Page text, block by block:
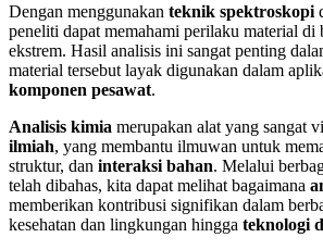
Dengan menggunakan teknik spektroskopi
peneliti dapat memahami perilaku material di
ekstrem. Hasil analisis ini sangat penting
material tersebut layak digunakan dalam
komponen pesawat.
Analisis kimia merupakan alat yang sangat
ilmiah, yang membantu ilmuwan untuk
struktur, dan interaksi bahan. Melalui
telah dibahas, kita dapat melihat bagaimana
memberikan kontribusi signifikan dalam
kesehatan dan lingkungan hingga teknologi